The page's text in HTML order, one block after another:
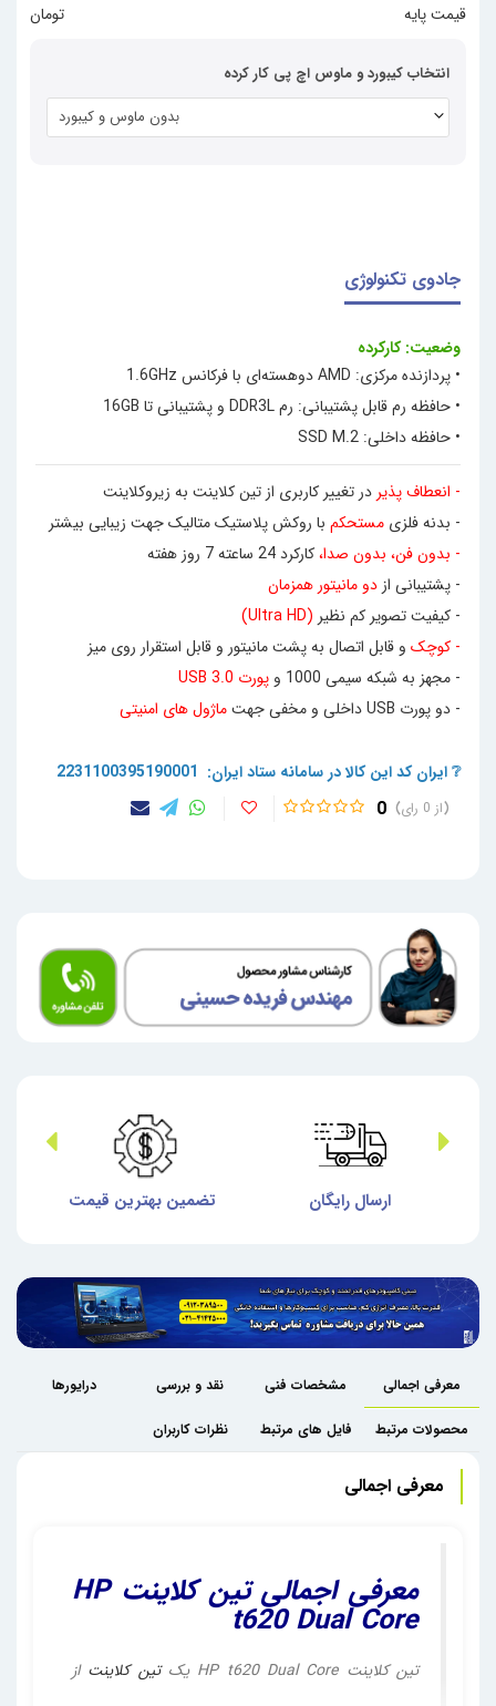
جادوی تکنولوژی
وضعیت: کارکرده
• پردازنده مرکزی: AMD دوهسته‌ای با فرکانس 1.6GHz
• حافظه رم قابل پشتیبانی: رم DDR3L و پشتیبانی تا 16GB
• حافظه داخلی: SSD M.2
- انعطاف پذیر در تغییر کاربری از تین کلاینت به زیروکلاینت
- بدنه فلزی مستحکم با روکش پلاستیک متالیک جهت زیبایی بیشتر
- بدون فن، بدون صدا،کارکرد 24 ساعته 7 روز هفته
- پشتیبانی از دو مانیتور همزمان
- کیفیت تصویر کم نظیر (Ultra HD)
- کوچک و قابل اتصال به پشت مانیتور و قابل استقرار روی میز
- مجهز به شبکه سیمی 1000 و
پورت 0.USB 3
- دو پورت USB داخلی و م
خفی جهتماژول های امنیتی
❔ ایران کد این کالا در سامانه ستاد ایران: 2231100395190001
0 0
قیمت پایه   تومان
انتخاب کیبورد و ماوس اچ پی کار کرده
بدون ماوس و کیبورد
ارسال رایگان تضمین بهترین قیمت
معرفی اجمالی مشخصات فنی نقد و بررسی درایورها
محصولات مرتبط فایل های مرتبط نظرات کاربران
معرفی اجمالی
معرفی اجمالیتین کلاینت HP
t620 Dual Core
تین کلاینت HP t620 Dual Core یک تین کلاینت از